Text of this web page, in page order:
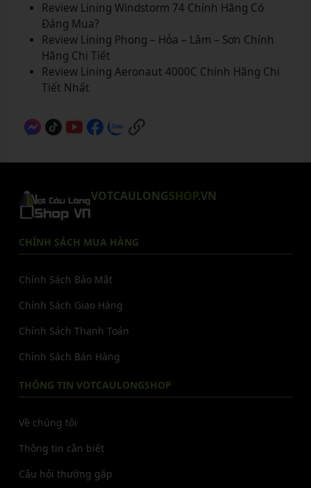
Review Lining Windstorm 74 Chính Hãng Có
Đáng Mua?
Review Lining Phong – Hỏa – Lâm – Sơn Chính
Hãng Chi Tiết
Review Lining Aeronaut 4000C Chính Hãng Chi
Tiết Nhất
VOTCAULONGSHOP.VN
CHÍNH SÁCH MUA HÀNG
Chính Sách Bảo Mật
Chính Sách Giao Hàng
Chính Sách Thanh Toán
Chính Sách Bán Hàng
THÔNG TIN VOTCAULONGSHOP
Về chúng tôi
Thông tin cần biết
Câu hỏi thường gặp